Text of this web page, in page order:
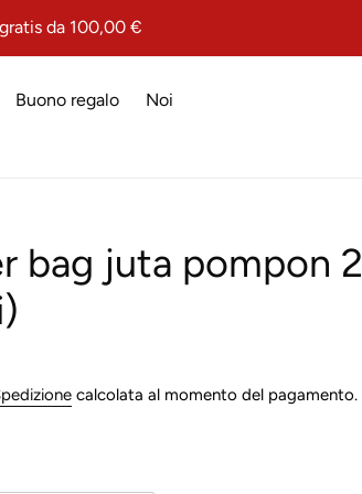
da 100,00 €
Buono regalo
Noi
bag juta pompon 2
calcolata al momento del pagamento.